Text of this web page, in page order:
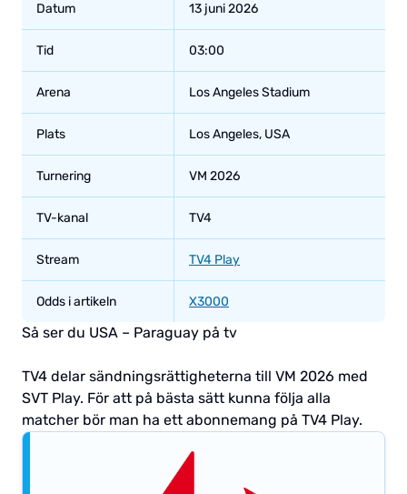
Datum 13 juni 2026
Tid 03:00
Arena Los Angeles Stadium
Plats Los Angeles, USA
Turnering VM 2026
TV-kanal TV4
Stream TV4 Play
Odds i artikeln X3000
Så ser du USA – Paraguay på tv
TV4 delar sändningsrättigheterna till VM 2026 med
SVT Play. För att på bästa sätt kunna följa alla
matcher bör man ha ett abonnemang på TV4 Play.